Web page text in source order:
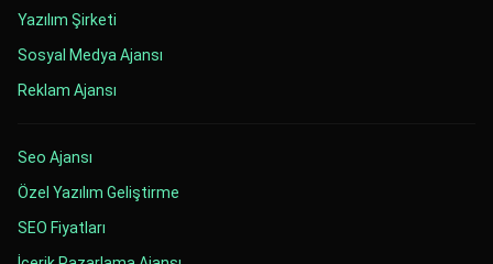
Yazılım Şirketi
Sosyal Medya Ajansı
Reklam Ajansı
Seo Ajansı
Özel Yazılım Geliştirme
SEO Fiyatları